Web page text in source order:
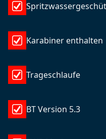
Karabiner enthalten
Trageschlaufe
BT Version 5.3